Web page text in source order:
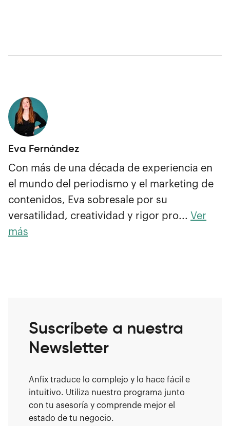
Eva Fernández
Con más de una década de experiencia en
el mundo del periodismo y el marketing de
contenidos, Eva sobresale por su
versatilidad, creatividad y rigor pro... Ver
más
Suscríbete a nuestra
Newsletter
Anfix traduce lo complejo y lo hace fácil e
intuitivo. Utiliza nuestro programa junto
con tu asesoría y comprende mejor el
estado de tu negocio.